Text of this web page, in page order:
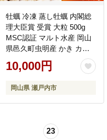
牡蠣 冷凍 蒸し牡蠣 内閣総
理大臣賞 受賞 大粒 500g
MSC認証 マルト水産 岡山
県邑久町虫明産 かき カキ
貝 海鮮 魚介類 魚介
10,000円
岡山県 瀬戸内市
23